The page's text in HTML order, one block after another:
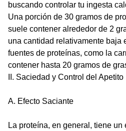
buscando controlar tu ingesta
Una porción de 30 gramos de
suele contener alrededor de 2
una cantidad relativamente baja
fuentes de proteínas, como la
contener hasta 20 gramos de
II. Saciedad y Control del Apetito
A. Efecto Saciante
La proteína, en general, tiene